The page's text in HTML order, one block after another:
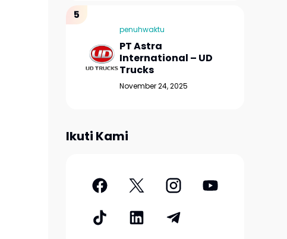
penuhwaktu
PT Astra
International – UD
Trucks
November 24, 2025
Ikuti Kami